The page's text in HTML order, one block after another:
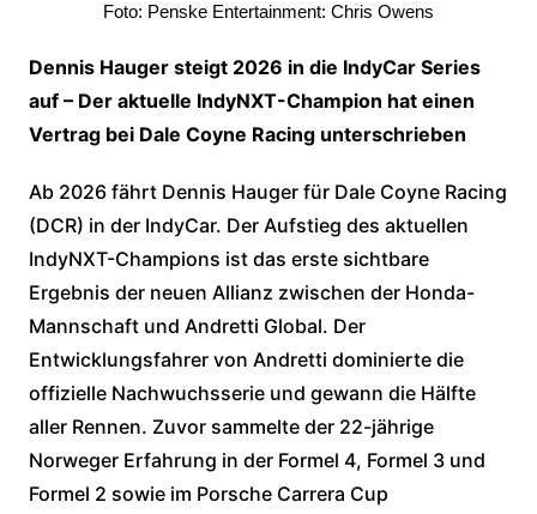
Foto: Penske Entertainment: Chris Owens
Dennis Hauger steigt 2026 in die IndyCar Series
auf – Der aktuelle IndyNXT-Champion hat einen
Vertrag bei Dale Coyne Racing unterschrieben
Ab 2026 fährt Dennis Hauger für Dale Coyne Racing
(DCR) in der IndyCar. Der Aufstieg des aktuellen
IndyNXT-Champions ist das erste sichtbare
Ergebnis der neuen Allianz zwischen der Honda-
Mannschaft und Andretti Global. Der
Entwicklungsfahrer von Andretti dominierte die
offizielle Nachwuchsserie und gewann die Hälfte
aller Rennen. Zuvor sammelte der 22-jährige
Norweger Erfahrung in der Formel 4, Formel 3 und
Formel 2 sowie im Porsche Carrera Cup